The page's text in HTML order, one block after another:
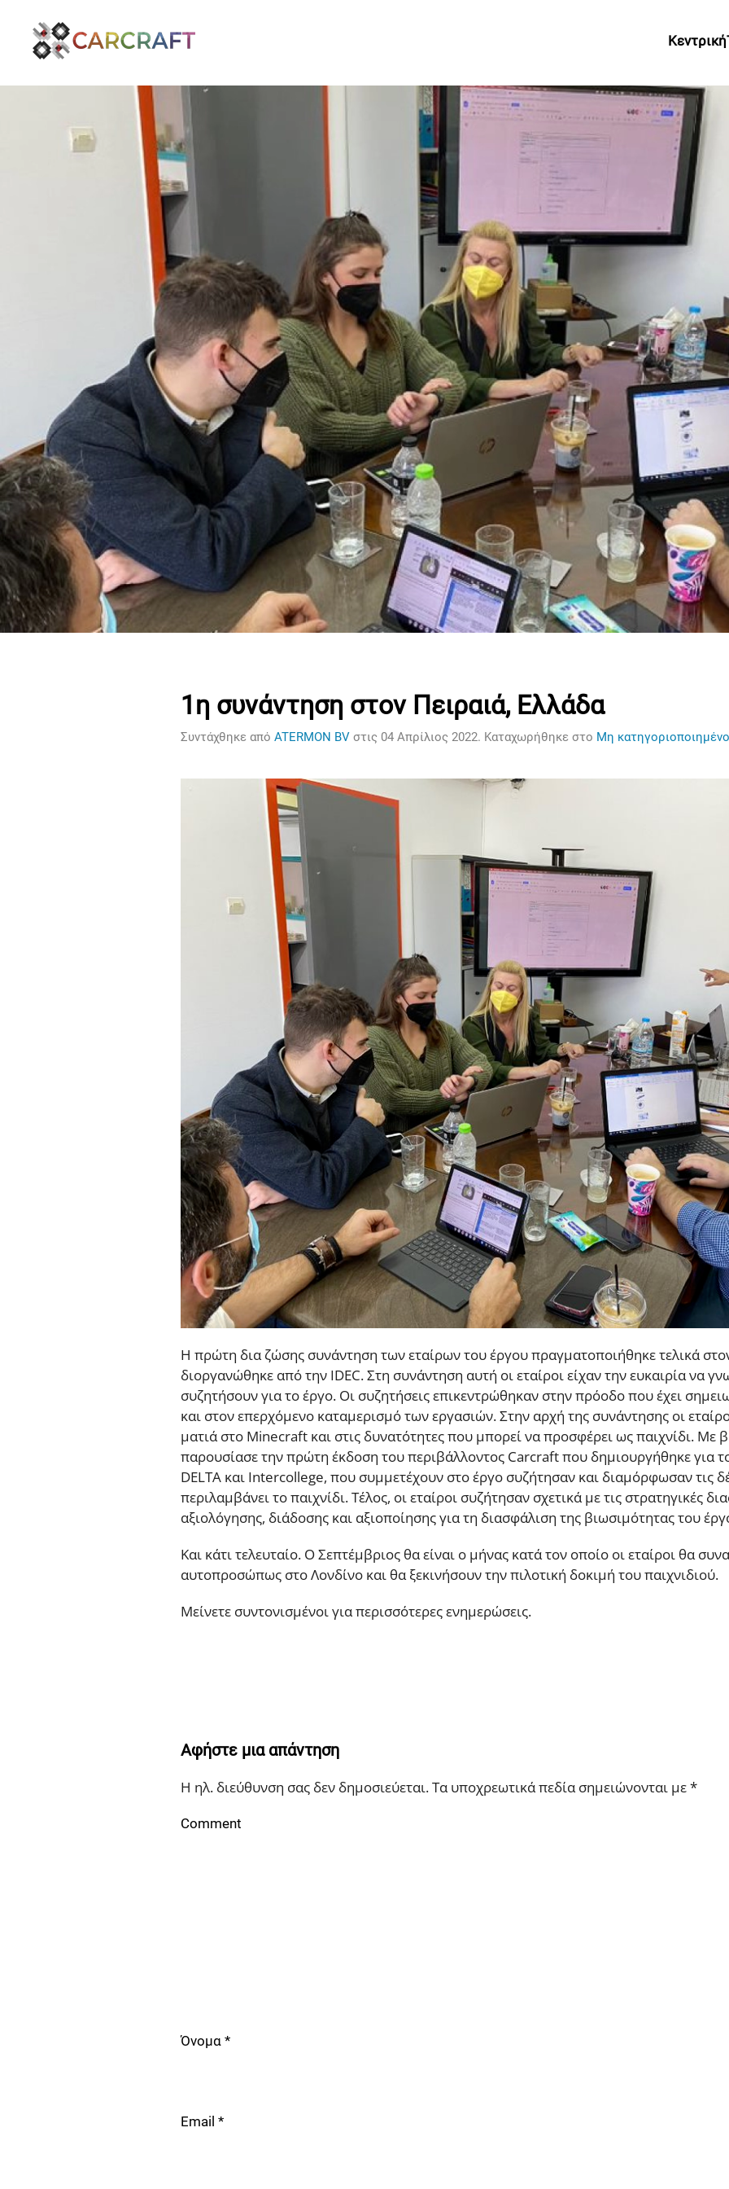
Κεντρική
1η συνάντηση στον Πειραιά, Ελλάδα
Συντάχθηκε από ATERMON BV στις 04 Απρίλιος 2022. Καταχωρήθηκε στο Μη κατηγοριοποιημένο
Η πρώτη δια ζώσης συνάντηση των εταίρων του έργου πραγματοποιήθηκε τελικά
διοργανώθηκε από την IDEC. Στη συνάντηση αυτή οι εταίροι είχαν την ευκαιρία να
συζητήσουν για το έργο. Οι συζητήσεις επικεντρώθηκαν στην πρόοδο που έχει
και στον επερχόμενο καταμερισμό των εργασιών. Στην αρχή της συνάντησης οι
ματιά στο Minecraft και στις δυνατότητες που μπορεί να προσφέρει ως παιχνίδι. Με
παρουσίασε την πρώτη έκδοση του περιβάλλοντος Carcraft που δημιουργήθηκε για
DELTA και Intercollege, που συμμετέχουν στο έργο συζήτησαν και διαμόρφωσαν τις
περιλαμβάνει το παιχνίδι. Τέλος, οι εταίροι συζήτησαν σχετικά με τις στρατηγικές
αξιολόγησης, διάδοσης και αξιοποίησης για τη διασφάλιση της βιωσιμότητας του
Και κάτι τελευταίο. Ο Σεπτέμβριος θα είναι ο μήνας κατά τον οποίο οι εταίροι θα
αυτοπροσώπως στο Λονδίνο και θα ξεκινήσουν την πιλοτική δοκιμή του παιχνιδιού.
Μείνετε συντονισμένοι για περισσότερες ενημερώσεις.
Αφήστε μια απάντηση
Η ηλ. διεύθυνση σας δεν δημοσιεύεται. Τα υποχρεωτικά πεδία σημειώνονται με*
Comment
Όνομα *
Email *